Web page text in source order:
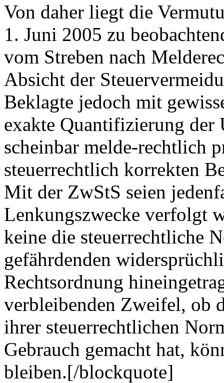
Von daher liegt die
1. Juni 2005 zu
vom Streben nach
Absicht der
Beklagte jedoch mit
exakte Quantifizierung der
scheinbar melde-rechtlich
steuerrechtlich korrekten
Mit der ZwStS seien
Lenkungszwecke verfolgt
keine die steuerrechtliche
gefährdenden
Rechtsordnung
verbleibenden Zweifel, ob
ihrer steuerrechtlichen
Gebrauch gemacht hat,
bleiben.[/blockquote]